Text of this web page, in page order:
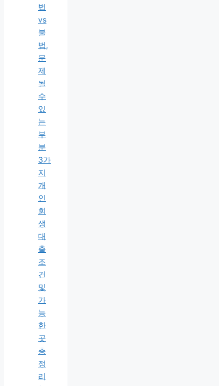
법
vs
불
법,
문
제
될
수
있
는
부
분
3가
지
개
인
회
생
대
출
조
건
및
가
능
한
곳
총
정
리